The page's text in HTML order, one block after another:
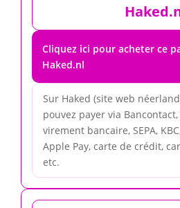
Cliquez ici pour acheter ce
Haked.nl
Sur Haked (site web
pouvez payer via Bancontact,
virement bancaire, SEPA,
Apple Pay, carte de crédit,
etc.